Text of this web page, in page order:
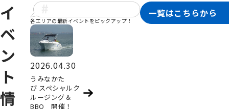
イ
ベ
ン
ト
情
各エリアの最新イベントをピックアップ！
2026.04.30
うみなかた
び スペシャルク
ルージング＆
BBQ 開催！
一覧はこちらから